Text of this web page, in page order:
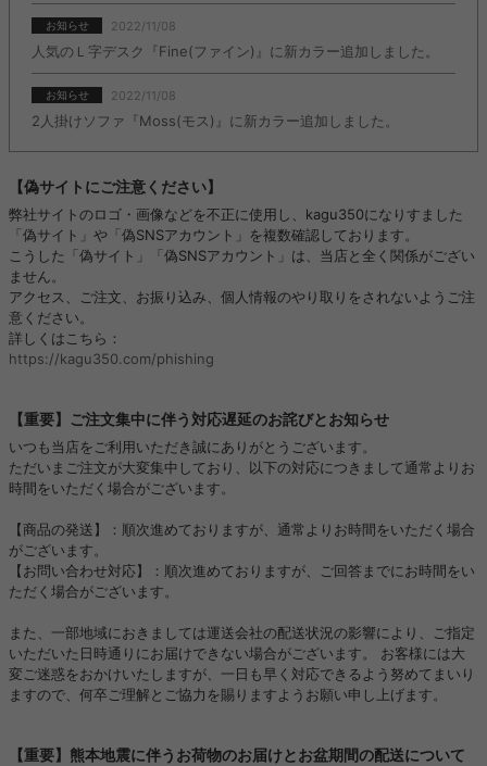
お知らせ 2022/11/08
人気のＬ字デスク『Fine(ファイン)』に新カラー追加しました。
お知らせ 2022/11/08
2人掛けソファ『Moss(モス)』に新カラー追加しました。
【偽サイトにご注意ください】
弊社サイトのロゴ・画像などを不正に使用し、kagu350になりすました
「偽サイト」や「偽SNSアカウント」を複数確認しております。
こうした「偽サイト」「偽SNSアカウント」は、当店と全く関係がござい
ません。
アクセス、ご注文、お振り込み、個人情報のやり取りをされないようご注
意ください。
詳しくはこちら：
https://kagu350.com/phishing
【重要】ご注文集中に伴う対応遅延のお詫びとお知らせ
いつも当店をご利用いただき誠にありがとうございます。
ただいまご注文が大変集中しており、以下の対応につきまして通常よりお
時間をいただく場合がございます。
【商品の発送】：順次進めておりますが、通常よりお時間をいただく場合
がございます。
【お問い合わせ対応】：順次進めておりますが、ご回答までにお時間をい
ただく場合がございます。
また、一部地域におきましては運送会社の配送状況の影響により、ご指定
いただいた日時通りにお届けできない場合がございます。 お客様には大
変ご迷惑をおかけいたしますが、一日も早く対応できるよう努めてまいり
ますので、何卒ご理解とご協力を賜りますようお願い申し上げます。
【重要】熊本地震に伴うお荷物のお届けとお盆期間の配送について